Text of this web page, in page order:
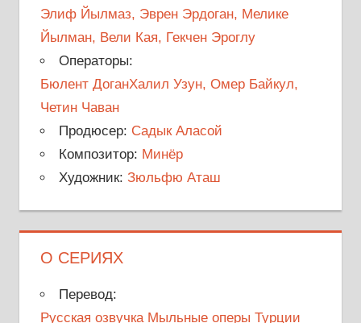
Элиф Йылмаз, Эврен Эрдоган, Мелике
Йылман, Вели Кая, Гекчен Эроглу
Операторы:
Бюлент ДоганХалил Узун, Омер Байкул,
Четин Чаван
Продюсер: Садык Аласой
Композитор: Минёр
Художник: Зюльфю Аташ
О СЕРИЯХ
Перевод:
Русская озвучка Мыльные оперы Турции